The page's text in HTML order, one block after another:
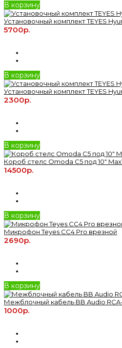
В корзину
Установочный комплект TEYES
5700р.
В корзину
Установочный комплект TEYES
2300р.
В корзину
Короб стелс Omoda C5 под 10"
14500р.
В корзину
Микрофон Teyes CC4 Pro врезной
2690р.
В корзину
Межблочный кабель BB Audio
1000р.